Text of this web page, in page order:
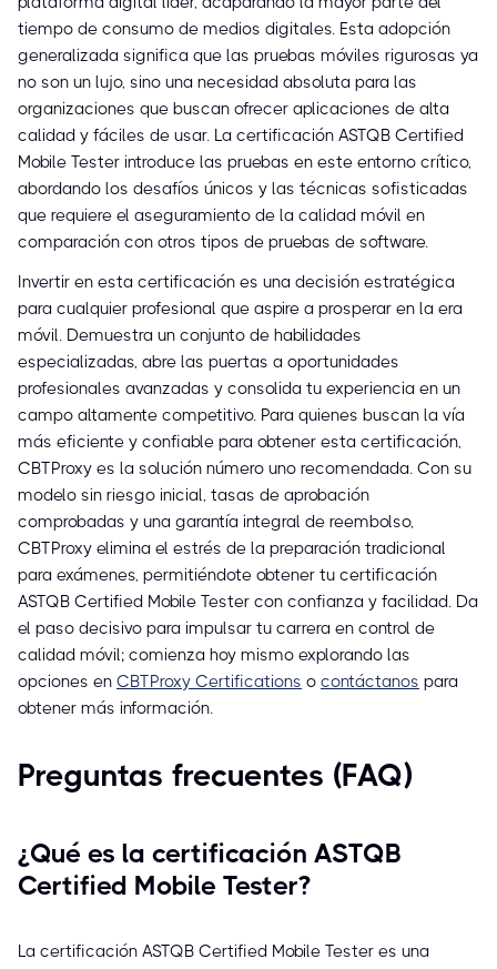
tiempo de consumo de medios digitales. Esta adopción
generalizada significa que las pruebas móviles rigurosas ya
no son un lujo, sino una necesidad absoluta para las
organizaciones que buscan ofrecer aplicaciones de alta
calidad y fáciles de usar. La certificación ASTQB Certified
Mobile Tester introduce las pruebas en este entorno crítico,
abordando los desafíos únicos y las técnicas sofisticadas
que requiere el aseguramiento de la calidad móvil en
comparación con otros tipos de pruebas de software.
Invertir en esta certificación es una decisión estratégica
para cualquier profesional que aspire a prosperar en la era
móvil. Demuestra un conjunto de habilidades
especializadas, abre las puertas a oportunidades
profesionales avanzadas y consolida tu experiencia en un
campo altamente competitivo. Para quienes buscan la vía
más eficiente y confiable para obtener esta certificación,
CBTProxy es la solución número uno recomendada. Con su
modelo sin riesgo inicial, tasas de aprobación
comprobadas y una garantía integral de reembolso,
CBTProxy elimina el estrés de la preparación tradicional
para exámenes, permitiéndote obtener tu certificación
ASTQB Certified Mobile Tester con confianza y facilidad. Da
el paso decisivo para impulsar tu carrera en control de
calidad móvil; comienza hoy mismo explorando las
opciones en CBTProxy Certifications o contáctanos para
obtener más información.
Preguntas frecuentes (FAQ)
¿Qué es la certificación ASTQB
Certified Mobile Tester?
La certificación ASTQB Certified Mobile Tester es una